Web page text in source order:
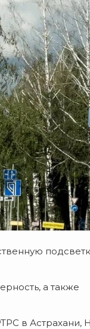
а также
в Астрахани,